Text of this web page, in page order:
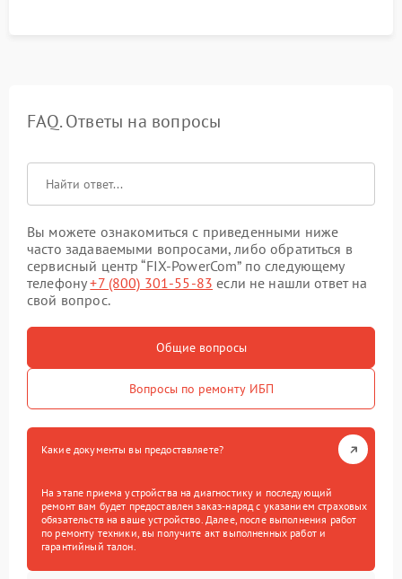
FAQ. Ответы на вопросы
Вы можете ознакомиться с приведенными ниже
часто задаваемыми вопросами, либо обратиться в
сервисный центр “FIX-PowerCom” по следующему
телефону+7 (800) 301-55-83 если не нашли ответ на
свой вопрос.
Общие вопросы
Вопросы по ремонту ИБП
Какие документы вы предоставляете?
На этапе приема устройства на диагностику и последующий
ремонт вам будет предоставлен заказ-наряд с указанием страховых
обязательств на ваше устройство. Далее, после выполнения работ
по ремонту техники, вы получите акт выполненных работ и
гарантийный талон.